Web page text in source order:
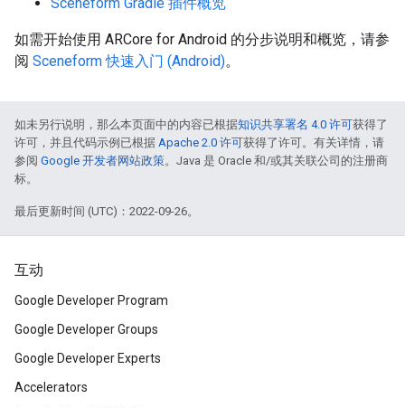
如需开始使用 ARCore for Android 的分步说明和概览，请参
阅 Sceneform 快速入门 (Android)。
如未另行说明，那么本页面中的内容已根据知识共享署名 4.0 许可获得了
许可，并且代码示例已根据 Apache 2.0 许可获得了许可。有关详情，请
参阅 Google 开发者网站政策。Java 是 Oracle 和/或其关联公司的注册商
标。
最后更新时间 (UTC)：2022-09-26。
互动
Google Developer Program
Google Developer Groups
Google Developer Experts
Accelerators